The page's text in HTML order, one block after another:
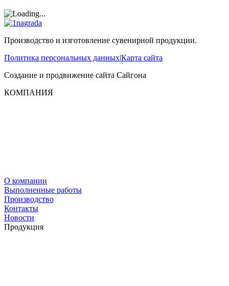
Производство и изготовление сувенирной продукции.
Политика персональных данных|Карта сайта
Создание и продвижение сайта Сайгона
КОМПАНИЯ
О компании
Выполненные работы
Производство
Контакты
Новости
Продукция